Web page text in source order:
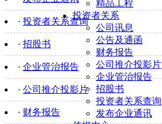
精品工程
投资者关系
公司讯息
公告及通函
财务报告
公司推介投影片
企业管治报告
招股书
投资者关系查询
发布企业通讯
· 投资者关系查询
· 招股书
· 企业管治报告
· 公司推介投影片
· 财务报告